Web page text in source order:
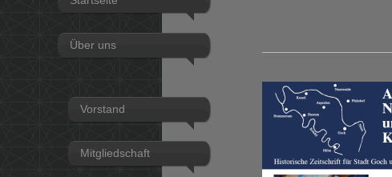
Über uns
Vorstand
Mitgliedschaft